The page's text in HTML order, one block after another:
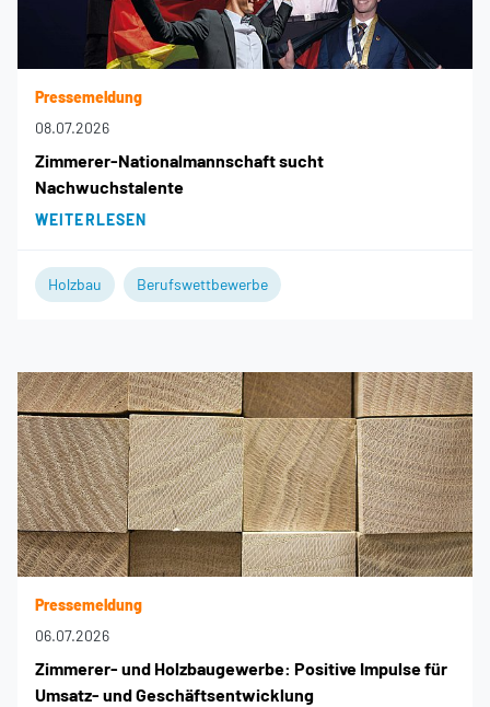
Pressemeldung
08.07.2026
Zimmerer-Nationalmannschaft sucht
Nachwuchstalente
WEITERLESEN
Holzbau Berufswettbewerbe
Pressemeldung
06.07.2026
Zimmerer- und Holzbaugewerbe: Positive Impulse für
Umsatz- und Geschäftsentwicklung